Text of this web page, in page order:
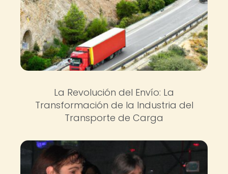
La Revolución del Envío: La
Transformación de la Industria del
Transporte de Carga